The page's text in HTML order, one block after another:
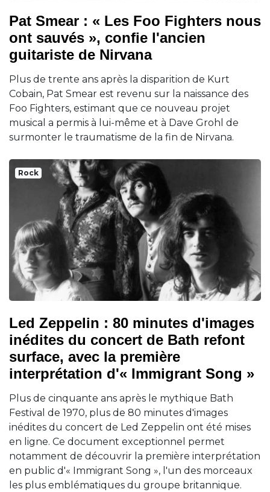
Pat Smear : « Les Foo Fighters nous
ont sauvés », confie l'ancien
guitariste de Nirvana
Plus de trente ans après la disparition de Kurt
Cobain, Pat Smear est revenu sur la naissance des
Foo Fighters, estimant que ce nouveau projet
musical a permis à lui-même et à Dave Grohl de
surmonter le traumatisme de la fin de Nirvana.
Rock
Led Zeppelin : 80 minutes d'images
inédites du concert de Bath refont
surface, avec la première
interprétation d'« Immigrant Song »
Plus de cinquante ans après le mythique Bath
Festival de 1970, plus de 80 minutes d'images
inédites du concert de Led Zeppelin ont été mises
en ligne. Ce document exceptionnel permet
notamment de découvrir la première interprétation
en public d'« Immigrant Song », l'un des morceaux
les plus emblématiques du groupe britannique.